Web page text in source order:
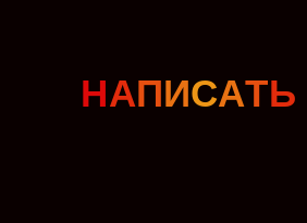
НАПИСАТЬ